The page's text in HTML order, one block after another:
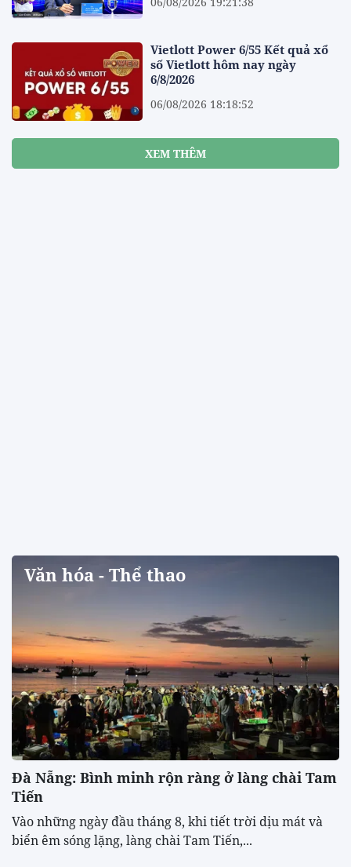
Vietlott Power 6/55 Kết quả xổ
số Vietlott hôm nay ngày
6/8/2026
06/08/2026 18:18:52
XEM THÊM
Văn hóa - Thể thao
Đà Nẵng: Bình minh rộn ràng ở làng chài Tam
Tiến
Vào những ngày đầu tháng 8, khi tiết trời dịu mát và
biển êm sóng lặng, làng chài Tam Tiến,...